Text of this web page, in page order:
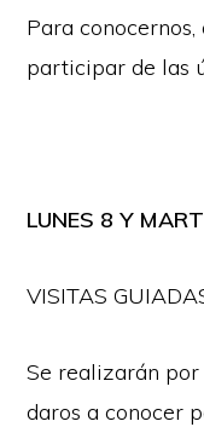
Para
participar de las
LUNES 8 Y
VISITAS
Se realizarán
daros a conocer